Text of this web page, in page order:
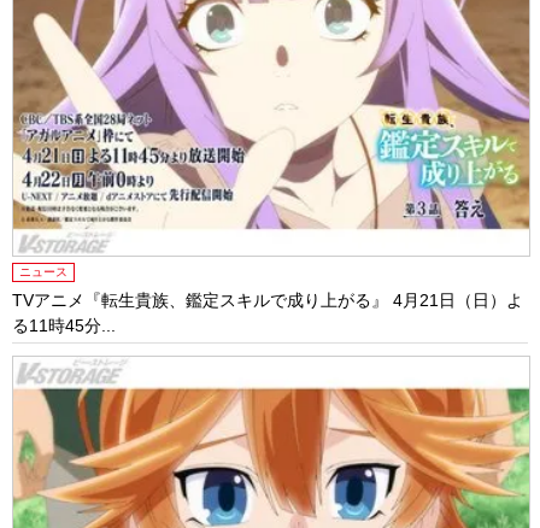
ニュース
TVアニメ『転生貴族、鑑定スキルで成り上がる』 4月21日（日）よ
る11時45分...